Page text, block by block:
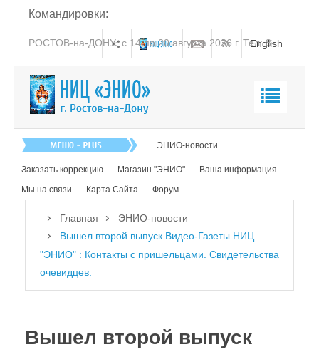
Командировки:
РОСТОВ-на-ДОНУ: с 14 по 20 августа 2026 г. Тел: 8-
English
Книга
Обучение
ЭНИО-новости
Заказать коррекцию Магазин "ЭНИО"
Ваша информация
Мы на связи
Карта Сайта Форум
Главная
ЭНИО-новости
Вышел второй выпуск Видео-Газеты НИЦ
"ЭНИО" : Контакты с пришельцами. Свидетельства
очевидцев.
Вышел второй выпуск